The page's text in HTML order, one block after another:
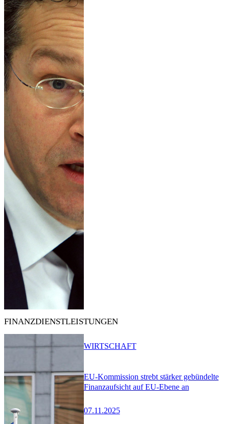
FINANZDIENSTLEISTUNGEN
EU-Kommission strebt stärker gebündelte
Finanzaufsicht auf EU-Ebene an
07.11.2025
WIRTSCHAFT